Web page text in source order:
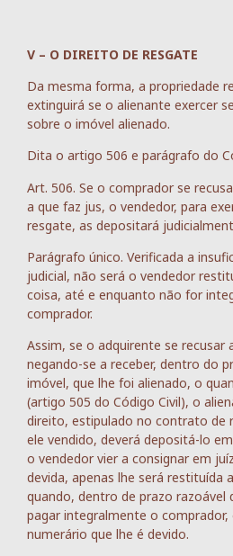
V – O DIREITO DE RESGATE
Da mesma forma, a propriedade
extinguirá se o alienante exercer
sobre o imóvel alienado.
Dita o artigo 506 e parágrafo do
Art. 506. Se o comprador se
a que faz jus, o vendedor, para
resgate, as depositará
Parágrafo único. Verificada a
judicial, não será o vendedor
coisa, até e enquanto não for
comprador.
Assim, se o adquirente se recusar
negando-se a receber, dentro do
imóvel, que lhe foi alienado, o
(artigo 505 do Código Civil), o
direito, estipulado no contrato de
ele vendido, deverá depositá-lo
o vendedor vier a consignar em
devida, apenas lhe será restituída
quando, dentro de prazo razoável
pagar integralmente o
numerário que lhe é devido.